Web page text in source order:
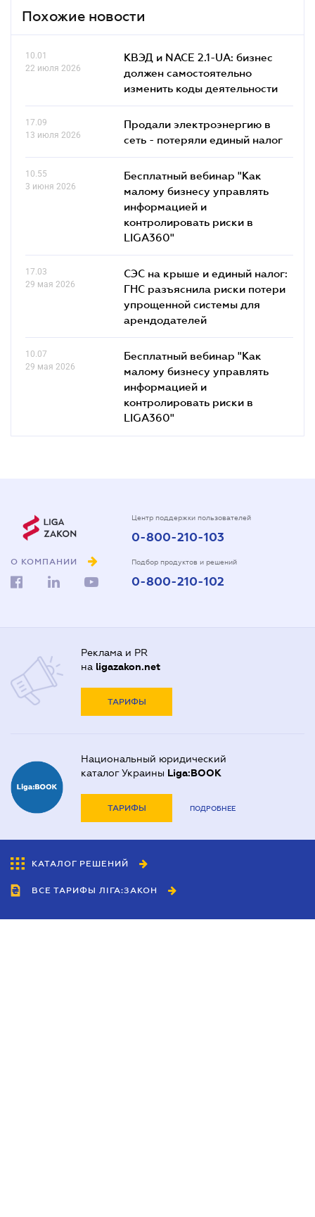
Похожие новости
10.01
22 июля 2026
КВЭД и NACE 2.1-UA: бизнес
должен самостоятельно
изменить коды деятельности
17.09
13 июля 2026
Продали электроэнергию в
сеть - потеряли единый налог
10.55
3 июня 2026
Бесплатный вебинар "Как
малому бизнесу управлять
информацией и
контролировать риски в
LIGA360"
17.03
29 мая 2026
СЭС на крыше и единый налог:
ГНС разъяснила риски потери
упрощенной системы для
арендодателей
10.07
29 мая 2026
Бесплатный вебинар "Как
малому бизнесу управлять
информацией и
контролировать риски в
LIGA360"
О КОМПАНИИ
Центр поддержки пользователей
0-800-210-103
Подбор продуктов и решений
0-800-210-102
Реклама и PR
на ligazakon.net
ТАРИФЫ
Национальный юридический
каталог Украины Liga:BOOK
ТАРИФЫ ПОДРОБНЕЕ
КАТАЛОГ РЕШЕНИЙ
ВСЕ ТАРИФЫ ЛІГА:ЗАКОН